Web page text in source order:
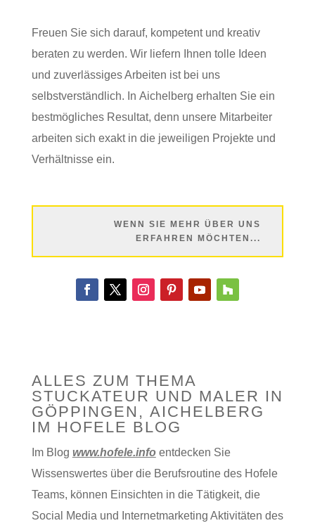
Freuen Sie sich darauf, kompetent und kreativ
beraten zu werden. Wir liefern Ihnen tolle Ideen
und zuverlässiges Arbeiten ist bei uns
selbstverständlich. In Aichelberg erhalten Sie ein
bestmögliches Resultat, denn unsere Mitarbeiter
arbeiten sich exakt in die jeweiligen Projekte und
Verhältnisse ein.
WENN SIE MEHR ÜBER UNS
ERFAHREN MÖCHTEN...
ALLES ZUM THEMA
STUCKATEUR UND MALER IN
GÖPPINGEN, AICHELBERG
IM HOFELE BLOG
Im Blog www.hofele.infoentdecken Sie
Wissenswertes über die Berufsroutine des Hofele
Teams, können Einsichten in die Tätigkeit, die
Social Media und Internetmarketing Aktivitäten des